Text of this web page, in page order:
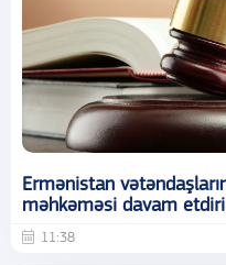
Ermənistan
məhkəməsi davam
11:38